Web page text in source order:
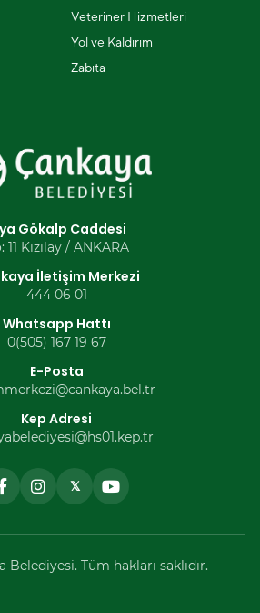
Veteriner Hizmetleri
Yol ve Kaldırım
Zabıta
Gökalp Caddesi
11 Kızılay / ANKARA
İletişim Merkezi
444 06 01
Whatsapp Hattı
0(505) 167 19 67
E-Posta
Kep Adresi
𝕏
Belediyesi. Tüm hakları saklıdır.